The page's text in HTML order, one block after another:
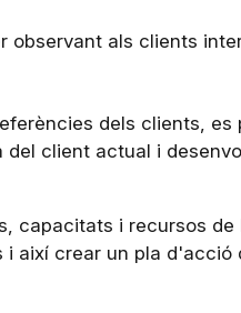
observant als clients
dels clients, es
client actual i
capacitats i recursos
així crear un pla d'acció